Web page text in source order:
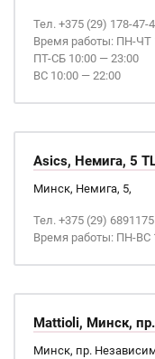
Тел. +375 (29) 178-47-
Время работы: ПН-ЧТ
ПТ-СБ 10:00 — 23:00
ВС 10:00 — 22:00
Asics, Немига, 5
Минск, Немига, 5,
Тел. +375 (29) 6891175
Время работы: ПН-ВС
Mattioli, Минск,
Минск, пр.